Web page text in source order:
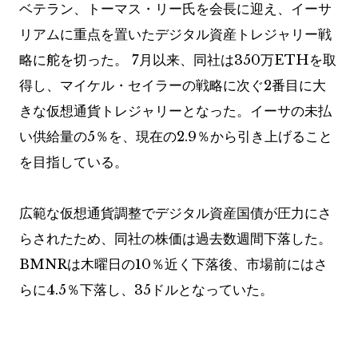
ベテラン、トーマス・リー氏を会長に迎え、イーサ
リアムに重点を置いたデジタル資産トレジャリー戦
略に舵を切った。 7月以来、同社は350万ETHを取
得し、マイケル・セイラーの戦略に次ぐ2番目に大
きな仮想通貨トレジャリーとなった。イーサの未払
い供給量の5％を、現在の2.9％から引き上げること
を目指している。
広範な仮想通貨調整でデジタル資産国債が圧力にさ
らされたため、同社の株価は過去数週間下落した。
BMNRは木曜日の10％近く下落後、市場前にはさ
らに4.5％下落し、35ドルとなっていた。